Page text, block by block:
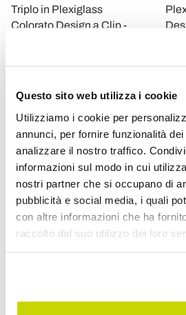
Questo sito web utilizza i cookie
Utilizziamo i cookie per
annunci, per fornire funzionalità
analizzare il nostro traffico.
informazioni sul modo in cui
nostri partner che si occupano di
pubblicità e social media, i quali
con altre informazioni che ha
raccolto dal suo utilizzo dei loro
Triplo in Plexiglass
Colorato Design a Clip -
Appendino da Parete in